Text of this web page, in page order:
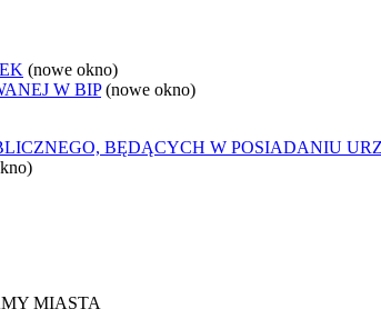
(nowe okno)
W BIP (nowe okno)
BĘDĄCYCH W POSIADANIU
MIASTA